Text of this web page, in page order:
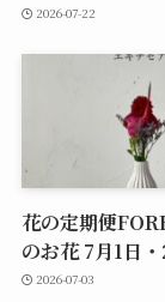
2026-07-22
花の定期便
のお花 7月1日
2026-07-03